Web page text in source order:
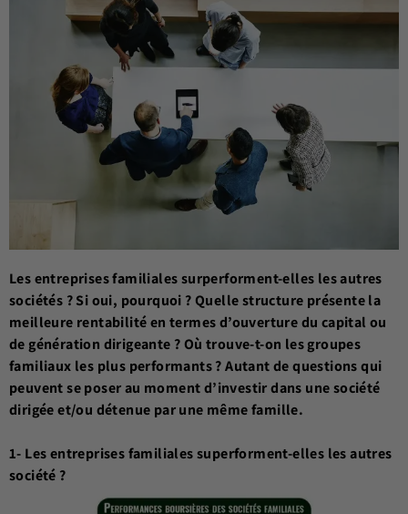
Les entreprises familiales surperforment-elles les autres
sociétés ? Si oui, pourquoi ? Quelle structure présente la
meilleure rentabilité en termes d’ouverture du capital ou
de génération dirigeante ? Où trouve-t-on les groupes
familiaux les plus performants ? Autant de questions qui
peuvent se poser au moment d’investir dans une société
dirigée et/ou détenue par une même famille.
1- Les entreprises familiales superforment-elles les autres
société ?